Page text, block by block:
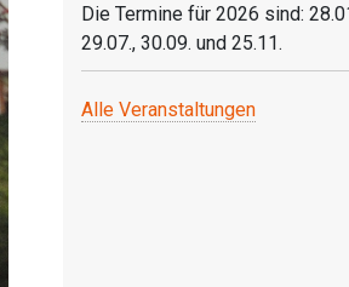
Die Termine für 2026 sind:
29.07., 30.09. und 25.11.
Alle Veranstaltungen